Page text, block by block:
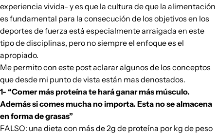
experiencia vivida- y es que la cultura de que la alimentación
es fundamental para la consecución de los objetivos en los
deportes de fuerza está especialmente arraigada en este
tipo de disciplinas, pero no siempre el enfoque es el
apropiado.
Me permito con este post aclarar algunos de los conceptos
que desde mi punto de vista están mas denostados.
1- “Comer más proteínate hará ganar más músculo.
Además si comes mucha no importa. Esta no se almacena
en forma de grasas”
FALSO: una dieta con más de 2g de proteína por kg de peso